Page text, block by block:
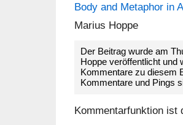
Body and Metaphor in
Marius Hoppe
Der Beitrag wurde am
Hoppe veröffentlicht und
Kommentare zu diesem
Kommentare und Pings
Kommentarfunktion ist